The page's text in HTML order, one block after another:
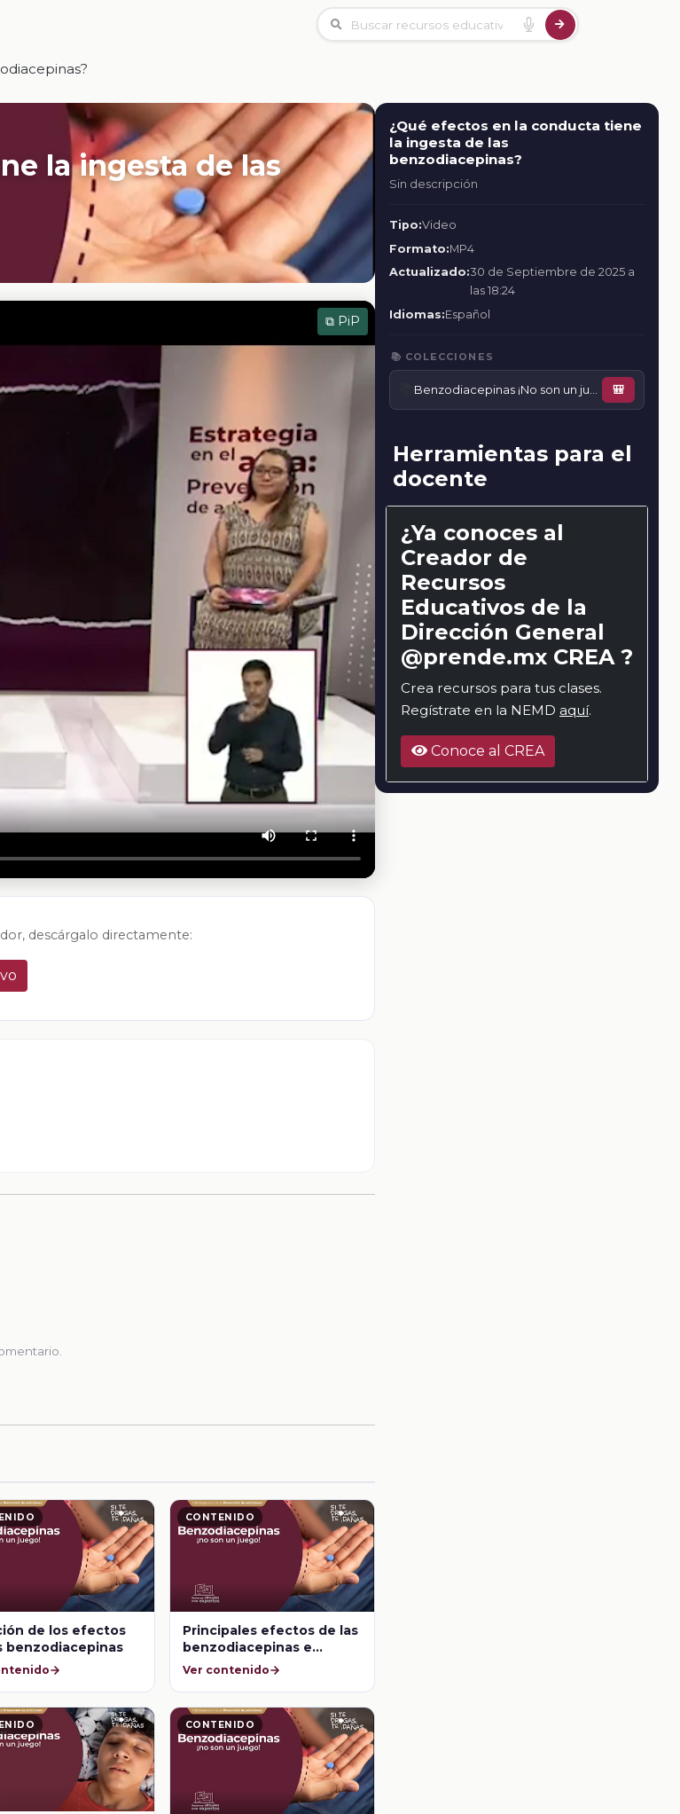
la ingesta de las
⧉ PiP
descárgalo directamente:
de los efectos
benzodiacepinas
CONTENIDO
Principales efectos de las
benzodiacepinas e
indicaciones médicas
Ver contenido
CONTENIDO
¿Qué efectos en la conducta tiene
la ingesta de las
benzodiacepinas?
Sin descripción
Tipo:Video
Formato:MP4
Actualizado:30 de Septiembre de 2025 a
las 18:24
Idiomas:Español
📚 COLECCIONES
🎒
Herramientas para el
docente
¿Ya conoces al
Creador de
Recursos
Educativos de la
Dirección General
@prende.mx CREA ?
Crea recursos para tus clases.
Regístrate en la NEMD aquí.
Conoce al CREA